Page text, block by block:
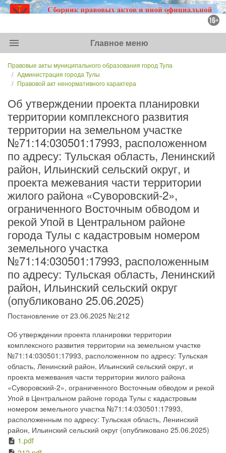
menu Главное меню
Правовые акты муниципального образования город Тула
Администрация города Тулы
Правовой акт ненормативного характера
Об утверждении проекта планировки
территории комплексного развития
территории на земельном участке
№71:14:030501:17993, расположенном
по адресу: Тульская область, Ленинский
район, Ильинский сельский округ, и
проекта межевания части территории
жилого района «Суворовский-2»,
ограниченного Восточным обводом и
рекой Упой в Центральном районе
города Тулы с кадастровым номером
земельного участка
№71:14:030501:17993, расположенным
по адресу: Тульская область, Ленинский
район, Ильинский сельский округ
(опубликовано 25.06.2025)
Постановление от 23.06.2025 №:212
Об утверждении проекта планировки территории
комплексного развития территории на земельном участке
№71:14:030501:17993, расположенном по адресу: Тульская
область, Ленинский район, Ильинский сельский округ, и
проекта межевания части территории жилого района
«Суворовский-2», ограниченного Восточным обводом и рекой
Упой в Центральном районе города Тулы с кадастровым
номером земельного участка №71:14:030501:17993,
расположенным по адресу: Тульская область, Ленинский
район, Ильинский сельский округ (опубликовано 25.06.2025)
description 1.pdf